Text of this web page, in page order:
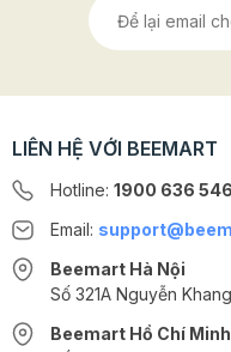
LIÊN HỆ VỚI BEEMART
Hotline: 1900 636 546
Email:
Beemart Hà Nội
Số 321A Nguyễn
Beemart Hồ Chí Minh